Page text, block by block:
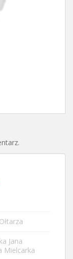
Jana
Mielcarka